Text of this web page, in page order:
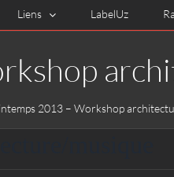
Liens LabelUz
2013 – Workshop